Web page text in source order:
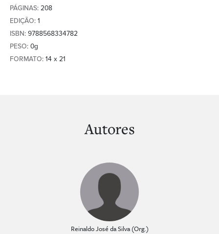
PÁGINAS: 208
EDIÇÃO: 1
ISBN: 9788568334782
PESO: 0g
FORMATO: 14 x 21
Autores
Reinaldo José da Silva (Org.)